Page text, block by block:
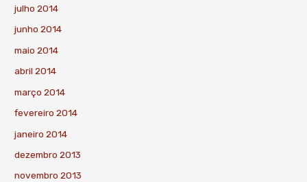
julho 2014
junho 2014
maio 2014
abril 2014
março 2014
fevereiro 2014
janeiro 2014
dezembro 2013
novembro 2013